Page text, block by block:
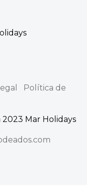
Política de
Mar Holidays